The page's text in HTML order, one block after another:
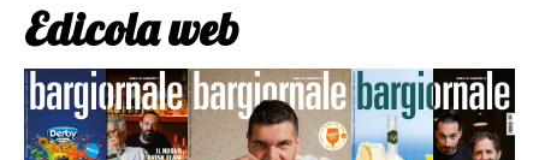
Edicola web